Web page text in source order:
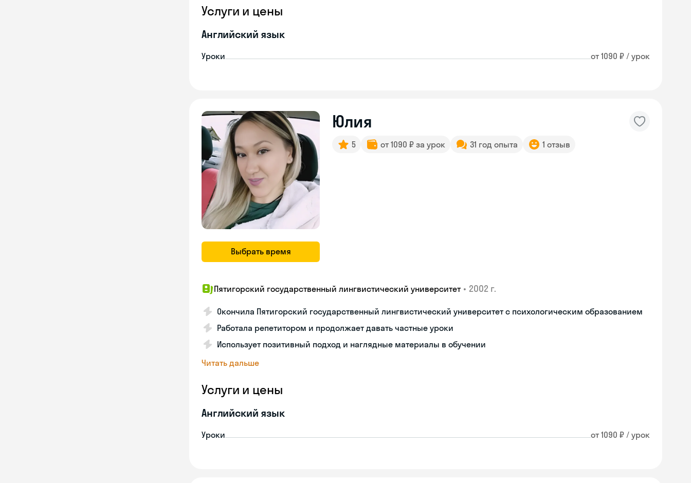
Услуги и цены
Английский язык
Уроки от 1090 ₽ / урок
Выбрать время
Юлия
5 от 1090 ₽ за урок 31 год опыта 1 отзыв
Пятигорский государственный лингвистический университет • 2002 г.
Окончила Пятигорский государственный лингвистический университет с психологическим образованием
Работала репетитором и продолжает давать частные уроки
Использует позитивный подход и наглядные материалы в обучении
Читать дальше
Услуги и цены
Английский язык
Уроки от 1090 ₽ / урок